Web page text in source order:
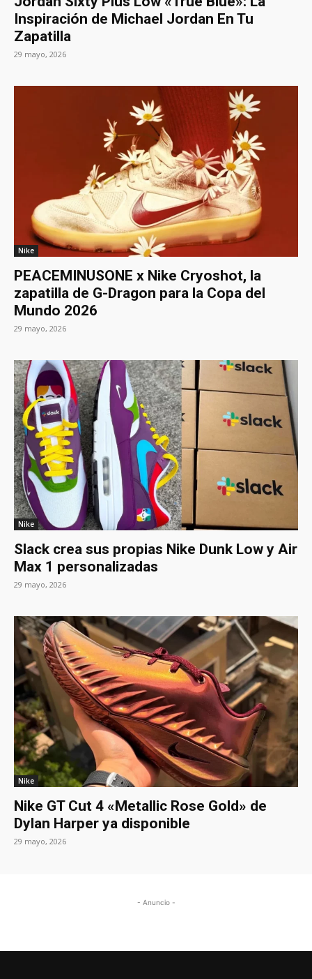
Inspiración de Michael Jordan En Tu
Zapatilla
29 mayo, 2026
Nike
PEACEMINUSONE x Nike Cryoshot, la
zapatilla de G-Dragon para la Copa del
Mundo 2026
29 mayo, 2026
Nike
Slack crea sus propias Nike Dunk Low y Air
Max 1 personalizadas
29 mayo, 2026
Nike
Nike GT Cut 4 «Metallic Rose Gold» de
Dylan Harper ya disponible
29 mayo, 2026
- Anuncio -